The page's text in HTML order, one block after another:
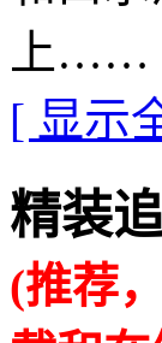
上……
[ 显示
精装
(推荐，